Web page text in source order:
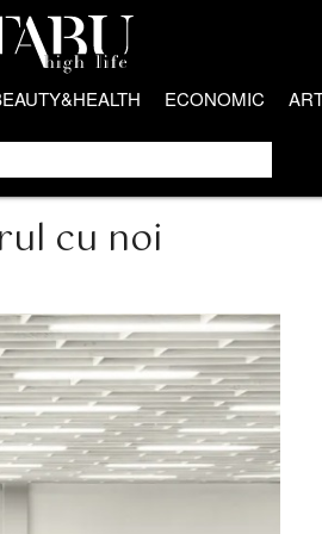
ECONOMIC
cu noi